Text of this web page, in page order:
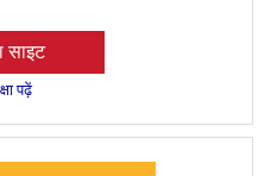
साइट
पढ़ें